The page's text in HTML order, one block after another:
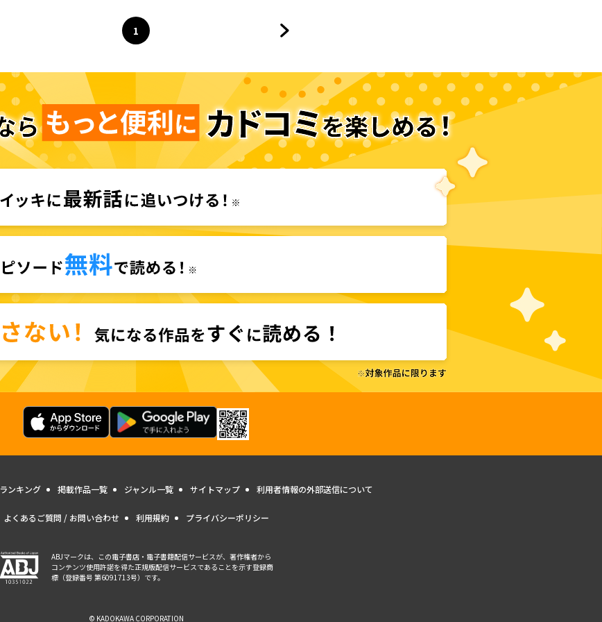
ページ
1
へ
ランキング 掲載作品一覧 ジャンル一覧 サイトマップ 利用者情報の外部送信について
よくあるご質問 / お問い合わせ 利用規約 プライバシーポリシー
ABJマークは、この電子書店・電子書籍配信サービスが、著作権者から
コンテンツ使用許諾を得た正規版配信サービスであることを示す登録商
標（登録番号 第6091713号）です。
© KADOKAWA CORPORATION